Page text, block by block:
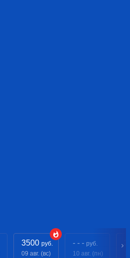
3500 руб.
09 авг. (вс)
- - - руб.
10 авг. (пн)